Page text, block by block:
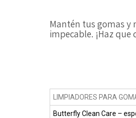
Mantén tus gomas y
impecable. ¡Haz
LIMPIADORES PARA
Butterfly Clean Care –